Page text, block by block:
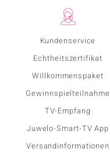
Kundenservice
Echtheitszertifikat
Willkommenspaket
Gewinnspielteilnahme
TV-Empfang
Juwelo-Smart-TV App
Versandinformationen